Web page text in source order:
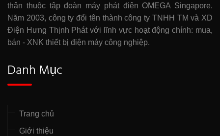
thân thuộc tập đoàn máy phát điện OMEGA Singapore.
Năm 2003, công ty đổi tên thành công ty TNHH TM và XD
Điện Hưng Thịnh Phát với lĩnh vực hoạt động chính: mua,
bán - XNK thiết bị điện máy công nghiệp.
Danh Mục
Trang chủ
Giới thiệu